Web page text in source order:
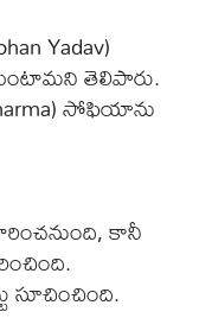
Yadav)
తెలిపారు.
సోఫియాను
కానీ
సూచించింది.